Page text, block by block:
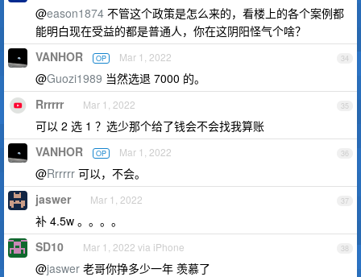
@eason1874 不管这个政策是怎么来的，看楼上的各个案例都
能明白现在受益的都是普通人，你在这阴阳怪气个啥？
34
VANHOR OP Mar 1, 2022
@Guozi1989 当然选退 7000 的。
35
Rrrrrr Mar 1, 2022
可以 2 选 1 ？选少那个给了钱会不会找我算账
36
VANHOR OP Mar 1, 2022
@Rrrrrr 可以，不会。
37
jaswer Mar 1, 2022
补 4.5w 。。。。
38
SD10 Mar 1, 2022 via iPhone
@jaswer 老哥你挣多少一年 羡慕了